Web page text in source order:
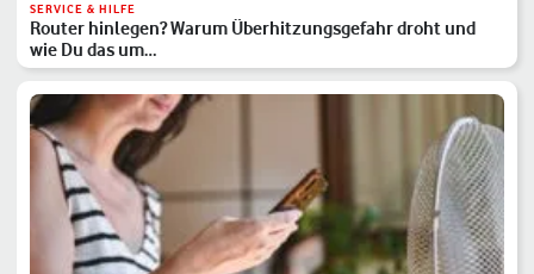
SERVICE & HILFE
Router hinlegen? Warum Überhitzungsgefahr droht und
wie Du das um…